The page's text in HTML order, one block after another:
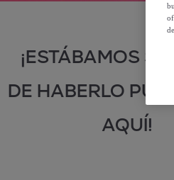
¡ESTÁBAMOS
DE HABERLO
AQUÍ!